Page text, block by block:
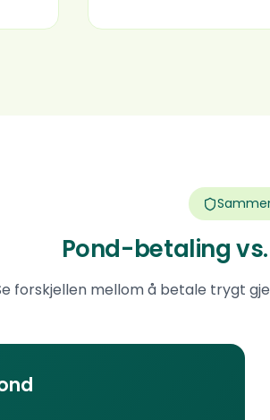
Pond-betaling
forskjellen mellom å betale trygt